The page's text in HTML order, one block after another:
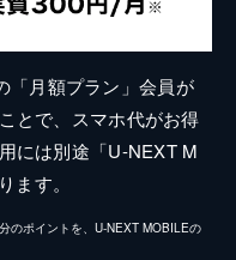
「月額プラン」会員が
とで、スマホ代がお得
には別途「U-NEXT M
ます。
のポイントを、U-NEXT MOBILEの